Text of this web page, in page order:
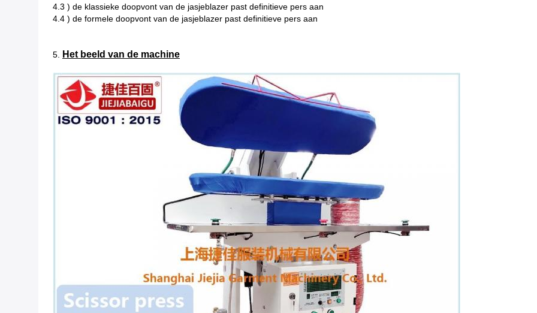
4.3 ) de klassieke doopvont van de jasjeblazer past definitieve pers aan
4.4 ) de formele doopvont van de jasjeblazer past definitieve pers aan
5. Het beeld van de machine